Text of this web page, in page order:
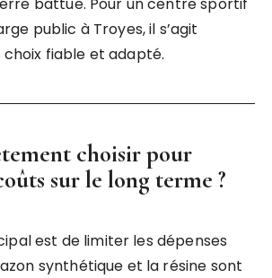
battue. Pour un centre sportif
public à Troyes, il s’agit
choix fiable et adapté.
choisir pour
sur le long terme ?
est de limiter les dépenses
synthétique et la résine sont